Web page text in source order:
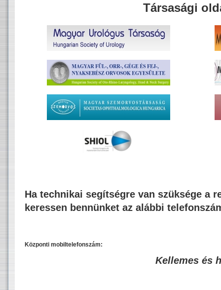
Társasági
Ha technikai segítségre van szüksége a
keressen bennünket az alábbi
Központi mobiltelefonszám:
Kellemes és